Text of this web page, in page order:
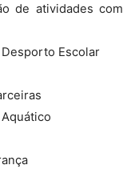
de atividades com
Escolar